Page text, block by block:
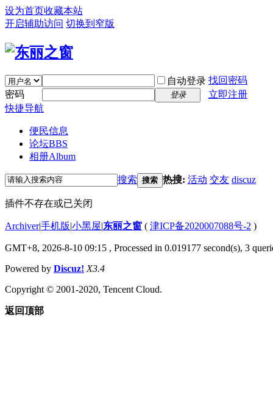
设为首页收藏本站
开启辅助访问 切换到窄版
自动登录 找回密码
密码
登录
立即注册
快捷导航
便民信息
论坛BBS
相册Album
搜索 搜索 热搜: 活动 交友 discuz
插件不存在或已关闭
Archiver|手机版|小黑屋|东丽之窗 ( 津ICP备2020007088号-2 )
GMT+8, 2026-8-10 09:15 , Processed in 0.019177 second(s), 3
Powered by Discuz! X3.4
Copyright © 2001-2020, Tencent Cloud.
返回顶部